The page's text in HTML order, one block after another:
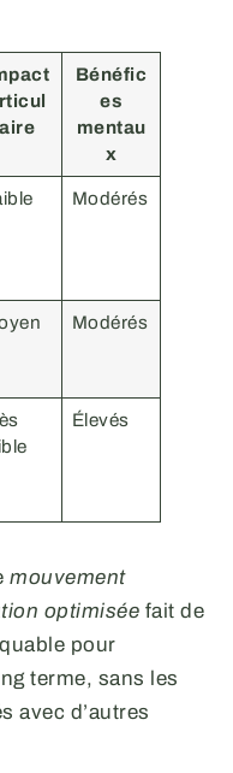
aire
Bénéfic
es
mentau
x
Modérés
Modérés
Élevés
mouvement
optimisée fait de
pour
terme, sans les
avec d’autres